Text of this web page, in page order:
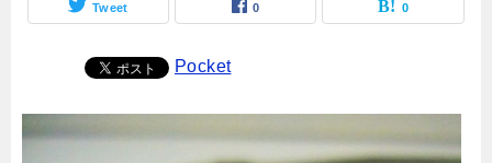
Tweet 0 0
Pocket